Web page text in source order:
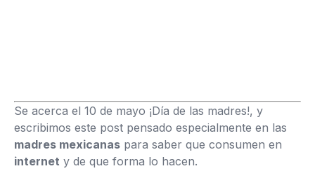
Se acerca el 10 de mayo ¡Día de las madres!, y
escribimos este post pensado especialmente en las
madres mexicanas para saber que consumen en
internet y de que forma lo hacen.